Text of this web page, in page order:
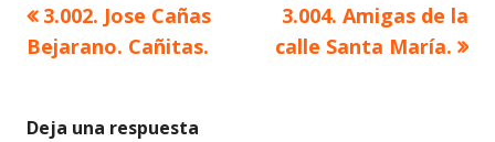
Navegación
de
entradas
Artículo
anterior
3.002. Jose Cañas
Bejarano. Cañitas.
Artículo
siguiente
3.004. Amigas de la
calle Santa María.
Deja una respuesta